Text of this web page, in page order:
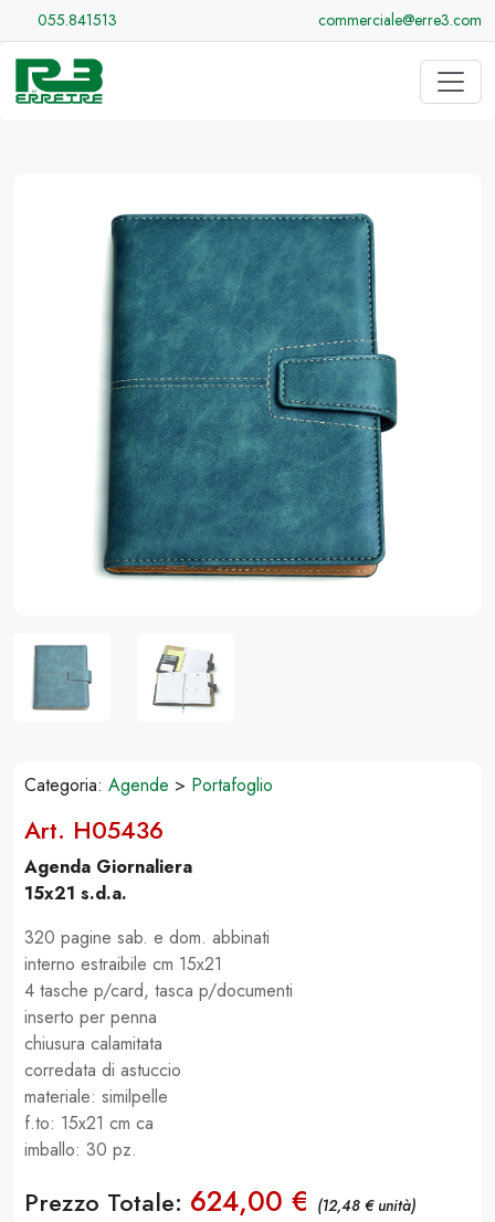
055.841513 commerciale@erre3.com
Categoria: Agende > Portafoglio
Art. H05436
Agenda Giornaliera
15x21 s.d.a.
320 pagine sab. e dom. abbinati
interno estraibile cm 15x21
4 tasche p/card, tasca p/documenti
inserto per penna
chiusura calamitata
corredata di astuccio
materiale: similpelle
f.to: 15x21 cm ca
imballo: 30 pz.
Prezzo Totale: 624,00 € (12,48 € unità)